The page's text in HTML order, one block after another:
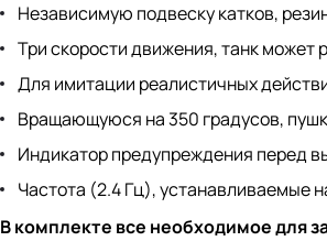
Независимую подвеску катков,
Три скорости движения, танк может
Для имитации реалистичных
Вращающуюся на 350 градусов,
Индикатор предупреждения перед
Частота (2.4 Гц), устанавливаемые
В комплекте все необходимое для